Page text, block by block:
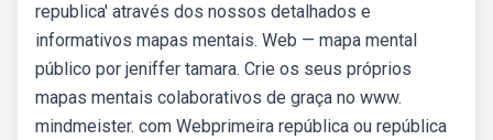
republica' através dos nossos detalhados e
informativos mapas mentais. Web — mapa mental
público por jeniffer tamara. Crie os seus próprios
mapas mentais colaborativos de graça no www.
mindmeister. com Webprimeira república ou república